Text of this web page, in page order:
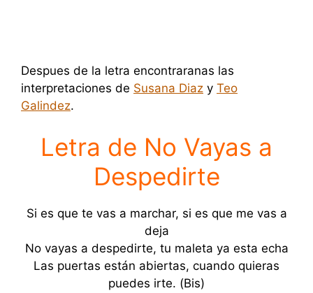
Despues de la letra encontraranas las
interpretaciones de Susana Diaz y Teo
Galindez.
Letra de No Vayas a
Despedirte
Si es que te vas a marchar, si es que me vas a
deja
No vayas a despedirte, tu maleta ya esta echa
Las puertas están abiertas, cuando quieras
puedes irte. (Bis)